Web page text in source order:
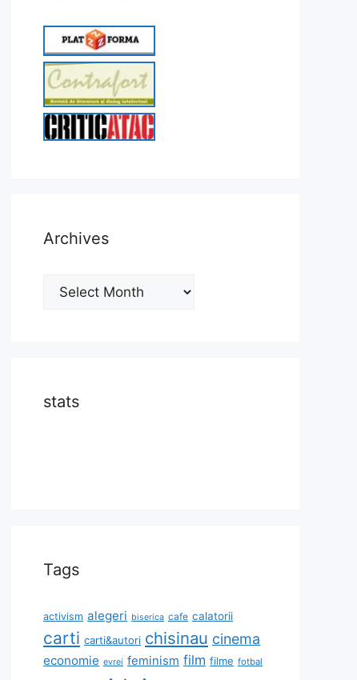
Archives
Archives
stats
Tags
activism alegeri biserica cafe calatorii
carti carti&autori chisinau cinema
economie evrei feminism film filme fotbal